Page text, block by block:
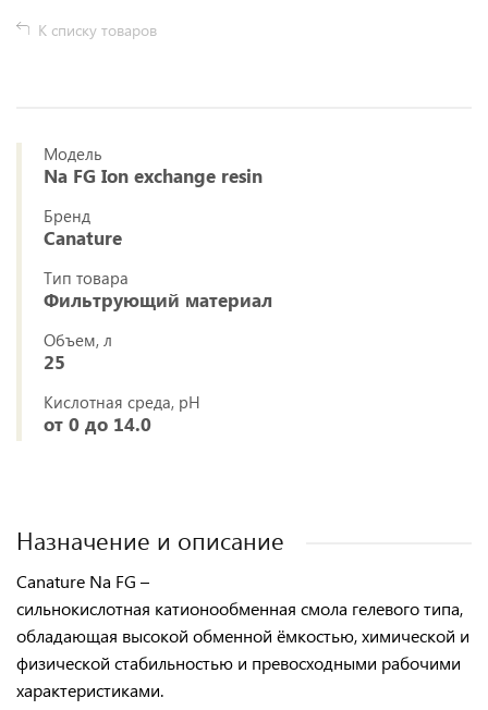
К списку товаров
Модель
Na FG Ion exchange resin
Бренд
Canature
Тип товара
Фильтрующий материал
Объем, л
25
Кислотная среда, pH
от 0 до 14.0
Назначение и описание
Canature Na FG –
сильнокислотная катионообменная смола гелевого типа,
обладающая высокой обменной ёмкостью, химической и
физической стабильностью и превосходными рабочими
характеристиками.